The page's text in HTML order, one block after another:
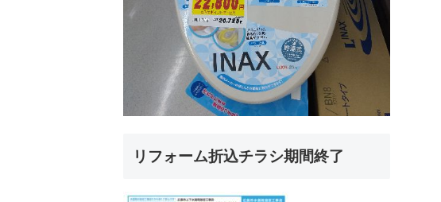
リフォーム折込チラシ期間終了